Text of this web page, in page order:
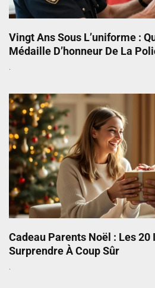
Vingt Ans Sous L’uniforme :
Médaille D’honneur De La
Cadeau Parents Noël : Les
Surprendre À Coup Sûr